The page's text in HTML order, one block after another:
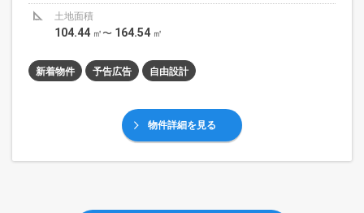
土地面積
104.44 ㎡〜 164.54 ㎡
新着物件 予告広告 自由設計
物件詳細を見る